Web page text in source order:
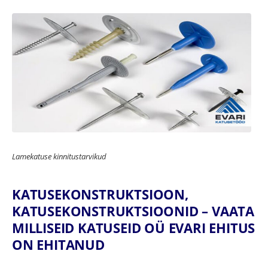
Lamekatuse kinnitustarvikud
KATUSEKONSTRUKTSIOON,
KATUSEKONSTRUKTSIOONID – VAATA
MILLISEID KATUSEID OÜ EVARI EHITUS
ON EHITANUD